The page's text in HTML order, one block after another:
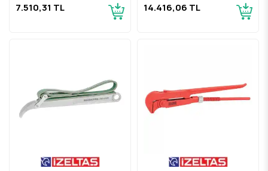
7.510,31 TL 14.416,06 TL